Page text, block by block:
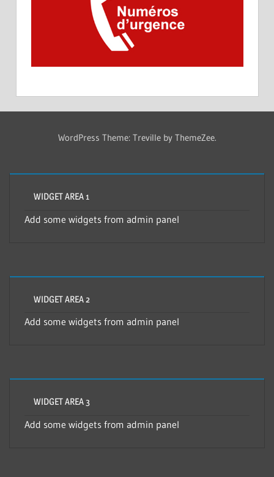
WordPress Theme: Treville by ThemeZee.
WIDGET AREA 1
Add some widgets from admin panel
WIDGET AREA 2
Add some widgets from admin panel
WIDGET AREA 3
Add some widgets from admin panel